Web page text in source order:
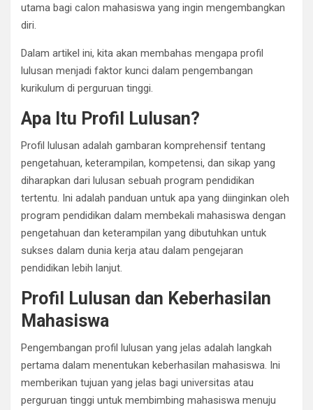
utama bagi calon mahasiswa yang ingin mengembangkan
diri.
Dalam artikel ini, kita akan membahas mengapa profil
lulusan menjadi faktor kunci dalam pengembangan
kurikulum di perguruan tinggi.
Apa Itu Profil Lulusan?
Profil lulusan adalah gambaran komprehensif tentang
pengetahuan, keterampilan, kompetensi, dan sikap yang
diharapkan dari lulusan sebuah program pendidikan
tertentu. Ini adalah panduan untuk apa yang diinginkan oleh
program pendidikan dalam membekali mahasiswa dengan
pengetahuan dan keterampilan yang dibutuhkan untuk
sukses dalam dunia kerja atau dalam pengejaran
pendidikan lebih lanjut.
Profil Lulusan dan Keberhasilan
Mahasiswa
Pengembangan profil lulusan yang jelas adalah langkah
pertama dalam menentukan keberhasilan mahasiswa. Ini
memberikan tujuan yang jelas bagi universitas atau
perguruan tinggi untuk membimbing mahasiswa menuju